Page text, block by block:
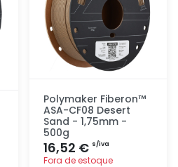
Polymaker Fiberon™
ASA-CF08 Desert
Sand - 1,75mm -
500g
16,52 € s/iva
Fora de estoque